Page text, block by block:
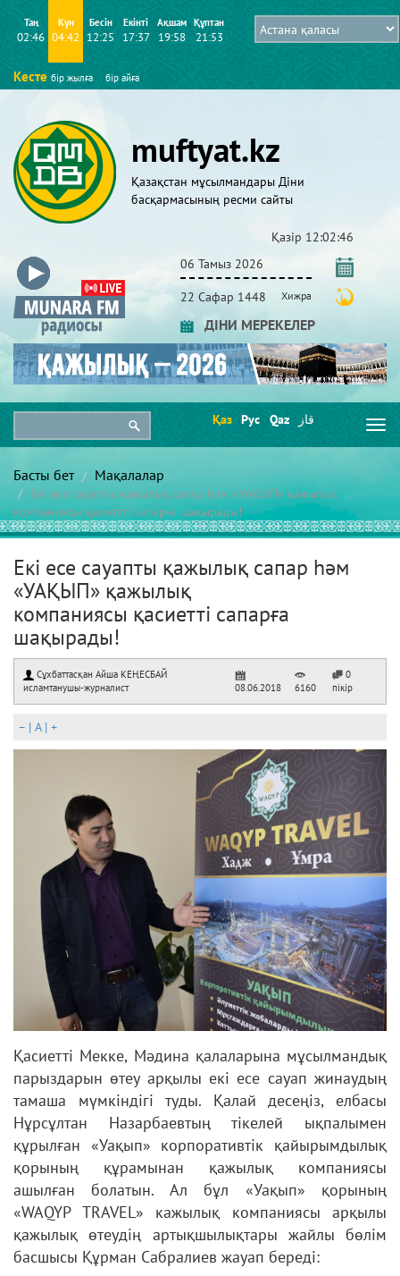
Таң
02:46
Күн
04:42
Бесін
12:25
Екінті
17:37
Ақшам
19:58
Құптан
21:53
Кесте бір жылға бір айға
muftyat.kz
Қазақстан мұсылмандары Діни
басқармасының ресми сайты
Қазір 12:02:47
06 Тамыз 2026
22 Сафар 1448 Хижра
ДІНИ МЕРЕКЕЛЕР
Қаз Рус Qaz قاز
Басты бет Мақалалар
Екі есе сауапты қажылық сапар һәм «УАҚЫП» қажылық
компаниясы қасиетті сапарға шақырады!
Екі есе сауапты қажылық сапар һәм
«УАҚЫП» қажылық
компаниясы қасиетті сапарға
шақырады!
Сұхбаттасқан Айша КЕҢЕСБАЙ
исламтанушы-журналист
08.06.2018 6160
0
пікір
– | A| +
Қасиетті Мекке, Мәдина қалаларына мұсылмандық
парыздарын өтеу арқылы екі есе сауап жинаудың
тамаша мүмкіндігі туды. Қалайдесеңіз, елбасы
Нұрсұлтан Назарбаевтың тікелей ықпалымен
құрылған «Уақып» корпоративтік қайырымдылық
қорының құрамынан қажылық компаниясы
ашылған болатын. Ал бұл «Уақып» қорының
«WAQYP TRAVEL» кажылық компаниясы арқылы
қажылық өтеудің артықшылықтары жайлы бөлім
басшысы Құрман Сабралиев жауап береді: